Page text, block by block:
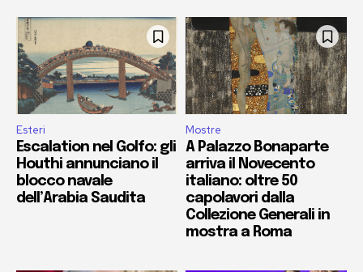
Esteri
Escalation nel Golfo: gli
Houthi annunciano il
blocco navale
dell’Arabia Saudita
Mostre
A Palazzo Bonaparte
arriva il Novecento
italiano: oltre 50
capolavori dalla
Collezione Generali in
mostra a Roma